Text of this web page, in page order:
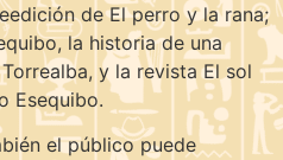
de El perro y la rana;
la historia de una
y la revista El sol
Esequibo.
el público puede